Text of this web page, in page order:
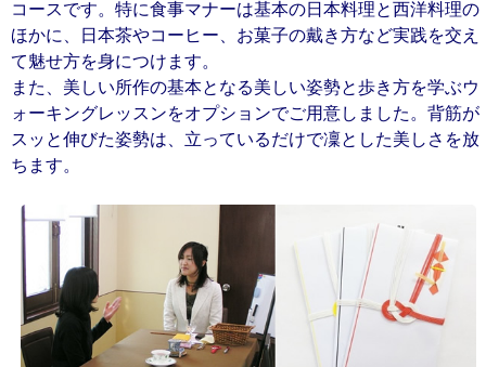
コースです。特に食事マナーは基本の日本料理と西洋料理の
ほかに、日本茶やコーヒー、お菓子の戴き方など実践を交え
て魅せ方を身につけます。
また、美しい所作の基本となる美しい姿勢と歩き方を学ぶウ
ォーキングレッスンをオプションでご用意しました。背筋が
スッと伸びた姿勢は、立っているだけで凜とした美しさを放
ちます。